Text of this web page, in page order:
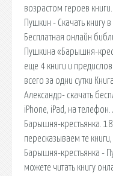
возрастом героев
Пушкин - Скачать
Бесплатная онлайн
Пушкина «Барышня-
еще 4 книги и
всего за одни сутки
Александр- скачать
iPhone, iPad, на
Барышня-крестьянка.
пересказываем те
Барышня-крестьянка -
можете читать книгу